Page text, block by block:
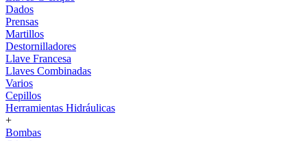
Dados
Prensas
Martillos
Destornilladores
Llave Francesa
Llaves Combinadas
Varios
Cepillos
Herramientas Hidráulicas
+
Bombas